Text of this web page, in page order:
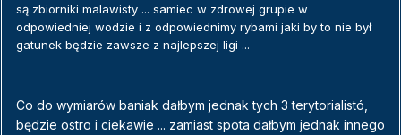
są zbiorniki malawisty ... samiec w zdrowej grupie w
odpowiedniej wodzie i z odpowiednimy rybami jaki by to nie był
gatunek będzie zawsze z najlepszej ligi ...
Co do wymiarów baniak dałbym jednak tych 3 terytorialistó,
będzie ostro i ciekawie ... zamiast spota dałbym jednak innego